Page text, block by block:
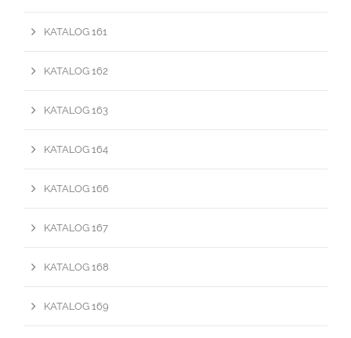
KATALOG 161
KATALOG 162
KATALOG 163
KATALOG 164
KATALOG 166
KATALOG 167
KATALOG 168
KATALOG 169